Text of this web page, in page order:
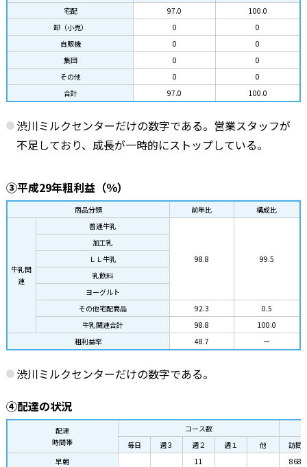
宅配
97.0
100.0
卸（小売）
0
0
自販機
0
0
集団
0
0
その他
0
0
合計
97.0 100.0
渋川ミルクセンターだけの数字である。営業スタッフが
不足しており、成長が一時的にストップしている。
③平成29年粗利益（％）
商品分類 前年比 構成比
牛乳関
連
普通牛乳
98.8 99.5
加工乳
ＬＬ牛乳
乳飲料
ヨーグルト
その他宅配商品
92.3
0.5
牛乳関連合計
98.8
100.0
粗利益率
48.7 ー
渋川ミルクセンターだけの数字である。
④配達の状況
配達
時間帯
コース数
毎日
週３ 週２ 週１ 他
訪問
早朝
11
868